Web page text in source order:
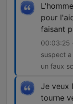
pour
faisant
00:03:25
suspect
un faux
Je veux
tourne